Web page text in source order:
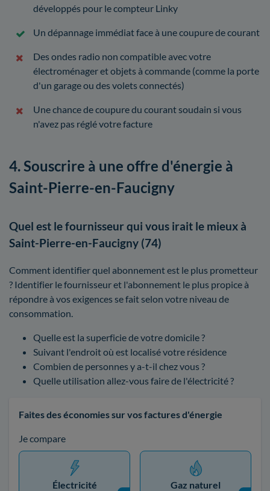
développés pour le compteur Linky
Un dépannage immédiat face à une coupure de courant
Des ondes radio non compatible avec votre
électroménager et objets à commande (comme la porte
d'un garage ou des volets connectés)
Une chance de coupure du courant soudain si vous
n'avez pas réglé votre facture
4. Souscrire à une offre d'énergie à
Saint-Pierre-en-Faucigny
Quel est le fournisseur qui vous irait le mieux à
Saint-Pierre-en-Faucigny (74)
Comment identifier quel abonnement est le plus prometteur
? Identifier le fournisseur et l'abonnement le plus propice à
répondre à vos exigences se fait selon votre niveau de
consommation.
Quelle est la superficie de votre domicile ?
Suivant l'endroit où est localisé votre résidence
Combien de personnes y a-t-il chez vous ?
Quelle utilisation allez-vous faire de l'électricité ?
Faites des économies sur vos factures d'énergie
Je compare
Électricité Gaz naturel